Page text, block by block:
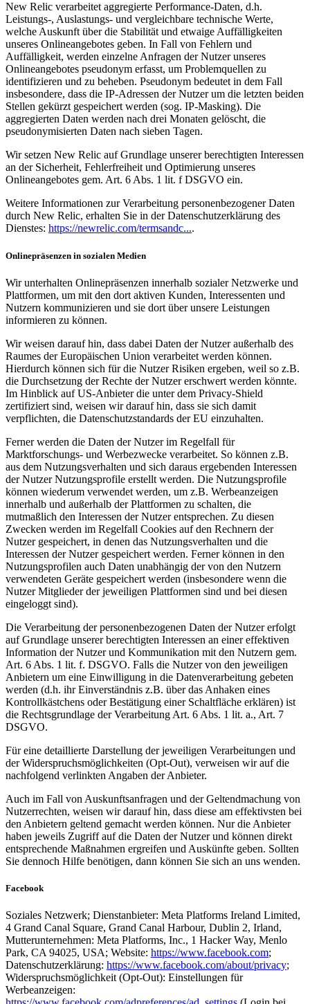
New Relic verarbeitet aggregierte Performance-Daten, d.h.
Leistungs-, Auslastungs- und vergleichbare technische Werte,
welche Auskunft über die Stabilität und etwaige Auffälligkeiten
unseres Onlineangebotes geben. In Fall von Fehlern und
Auffälligkeit, werden einzelne Anfragen der Nutzer unseres
Onlineangebotes pseudonym erfasst, um Problemquellen zu
identifizieren und zu beheben. Pseudonym bedeutet in dem Fall
insbesondere, dass die IP-Adressen der Nutzer um die letzten beiden
Stellen gekürzt gespeichert werden (sog. IP-Masking). Die
aggregierten Daten werden nach drei Monaten gelöscht, die
pseudonymisierten Daten nach sieben Tagen.
Wir setzen New Relic auf Grundlage unserer berechtigten Interessen
an der Sicherheit, Fehlerfreiheit und Optimierung unseres
Onlineangebotes gem. Art. 6 Abs. 1 lit. f DSGVO ein.
Weitere Informationen zur Verarbeitung personenbezogener Daten
durch New Relic, erhalten Sie in der Datenschutzerklärung des
Dienstes: https://newrelic.com/termsandc....
Onlinepräsenzen in sozialen Medien
Wir unterhalten Onlinepräsenzen innerhalb sozialer Netzwerke und
Plattformen, um mit den dort aktiven Kunden, Interessenten und
Nutzern kommunizieren und sie dort über unsere Leistungen
informieren zu können.
Wir weisen darauf hin, dass dabei Daten der Nutzer außerhalb des
Raumes der Europäischen Union verarbeitet werden können.
Hierdurch können sich für die Nutzer Risiken ergeben, weil so z.B.
die Durchsetzung der Rechte der Nutzer erschwert werden könnte.
Im Hinblick auf US-Anbieter die unter dem Privacy-Shield
zertifiziert sind, weisen wir darauf hin, dass sie sich damit
verpflichten, die Datenschutzstandards der EU einzuhalten.
Ferner werden die Daten der Nutzer im Regelfall für
Marktforschungs- und Werbezwecke verarbeitet. So können z.B.
aus dem Nutzungsverhalten und sich daraus ergebenden Interessen
der Nutzer Nutzungsprofile erstellt werden. Die Nutzungsprofile
können wiederum verwendet werden, um z.B. Werbeanzeigen
innerhalb und außerhalb der Plattformen zu schalten, die
mutmaßlich den Interessen der Nutzer entsprechen. Zu diesen
Zwecken werden im Regelfall Cookies auf den Rechnern der
Nutzer gespeichert, in denen das Nutzungsverhalten und die
Interessen der Nutzer gespeichert werden. Ferner können in den
Nutzungsprofilen auch Daten unabhängig der von den Nutzern
verwendeten Geräte gespeichert werden (insbesondere wenn die
Nutzer Mitglieder der jeweiligen Plattformen sind und bei diesen
eingeloggt sind).
Die Verarbeitung der personenbezogenen Daten der Nutzer erfolgt
auf Grundlage unserer berechtigten Interessen an einer effektiven
Information der Nutzer und Kommunikation mit den Nutzern gem.
Art. 6 Abs. 1 lit. f. DSGVO. Falls die Nutzer von den jeweiligen
Anbietern um eine Einwilligung in die Datenverarbeitung gebeten
werden (d.h. ihr Einverständnis z.B. über das Anhaken eines
Kontrollkästchens oder Bestätigung einer Schaltfläche erklären) ist
die Rechtsgrundlage der Verarbeitung Art. 6 Abs. 1 lit. a., Art. 7
DSGVO.
Für eine detaillierte Darstellung der jeweiligen Verarbeitungen und
der Widerspruchsmöglichkeiten (Opt-Out), verweisen wir auf die
nachfolgend verlinkten Angaben der Anbieter.
Auch im Fall von Auskunftsanfragen und der Geltendmachung von
Nutzerrechten, weisen wir darauf hin, dass diese am effektivsten bei
den Anbietern geltend gemacht werden können. Nur die Anbieter
haben jeweils Zugriff auf die Daten der Nutzer und können direkt
entsprechende Maßnahmen ergreifen und Auskünfte geben. Sollten
Sie dennoch Hilfe benötigen, dann können Sie sich an uns wenden.
Facebook
Soziales Netzwerk; Dienstanbieter: Meta Platforms Ireland Limited,
4 Grand Canal Square, Grand Canal Harbour, Dublin 2, Irland,
Mutterunternehmen: Meta Platforms, Inc., 1 Hacker Way, Menlo
Park, CA 94025, USA; Website: https://www.facebook.com;
Datenschutzerklärung: https://www.facebook.com/about/privacy;
Widerspruchsmöglichkeit (Opt-Out): Einstellungen für
Werbeanzeigen: